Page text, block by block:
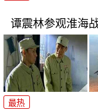
谭震林参观淮海
最热